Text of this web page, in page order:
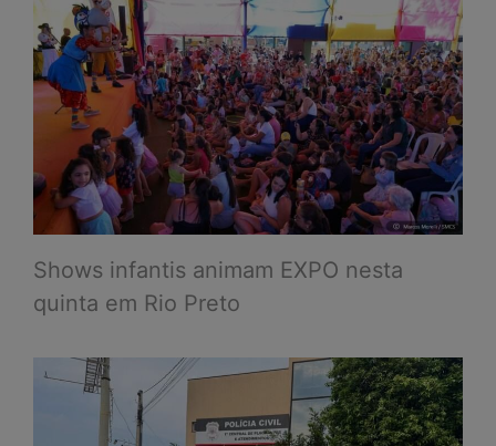
Shows infantis animam EXPO nesta
quinta em Rio Preto